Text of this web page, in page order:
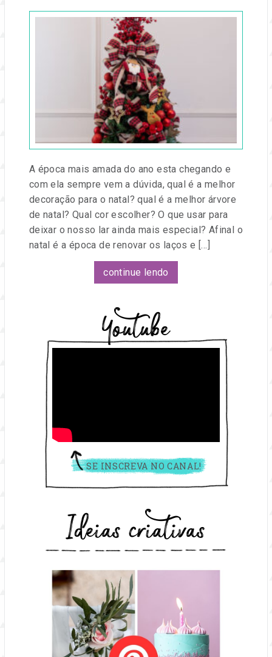
em
A época mais amada do ano esta chegando e
com ela sempre vem a dúvida, qual é a melhor
decoração para o natal? qual é a melhor árvore
de natal? Qual cor escolher? O que usar para
deixar o nosso lar ainda mais especial? Afinal o
natal é a época de renovar os laços e […]
continue lendo
Youtube
SE INSCREVA NO CANAL!
Ideias criativas